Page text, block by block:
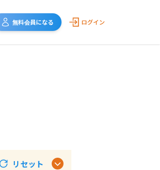
無料会員になる ログイン
リセット